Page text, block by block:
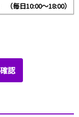
毎日10:00～18:00）
認